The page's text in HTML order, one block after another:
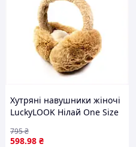
Хутряні навушники жіночі
LuckyLOOK Нілай One Size
9000P03XM8
598.98 ₴
795₴